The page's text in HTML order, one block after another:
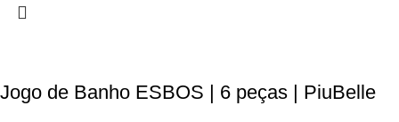
Jogo de Banho ESBOS | 6 peças | PiuBelle